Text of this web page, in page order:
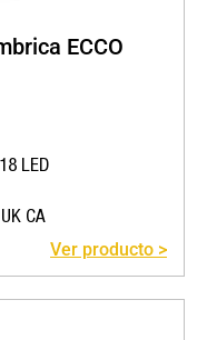
ECCO
LED
CA
Ver producto >